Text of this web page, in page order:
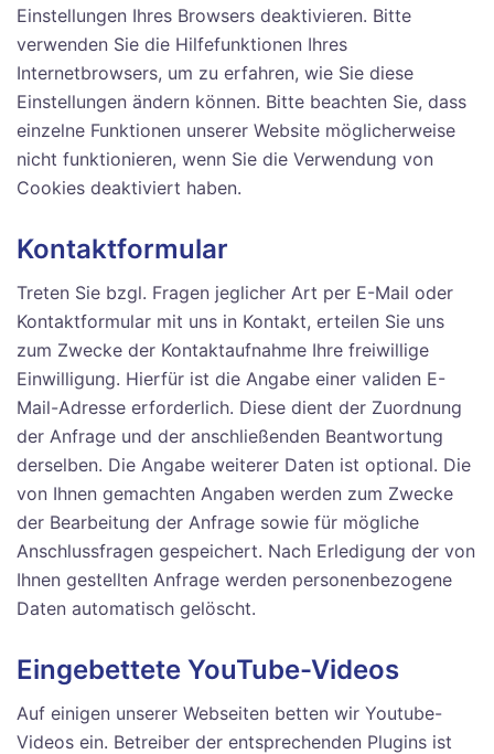
Einstellungen Ihres Browsers deaktivieren. Bitte
verwenden Sie die Hilfefunktionen Ihres
Internetbrowsers, um zu erfahren, wie Sie diese
Einstellungen ändern können. Bitte beachten Sie, dass
einzelne Funktionen unserer Website möglicherweise
nicht funktionieren, wenn Sie die Verwendung von
Cookies deaktiviert haben.
Kontaktformular
Treten Sie bzgl. Fragen jeglicher Art per E-Mail oder
Kontaktformular mit uns in Kontakt, erteilen Sie uns
zum Zwecke der Kontaktaufnahme Ihre freiwillige
Einwilligung. Hierfür ist die Angabe einer validen E-
Mail-Adresse erforderlich. Diese dient der Zuordnung
der Anfrage und der anschließenden Beantwortung
derselben. Die Angabe weiterer Daten ist optional. Die
von Ihnen gemachten Angaben werden zum Zwecke
der Bearbeitung der Anfrage sowie für mögliche
Anschlussfragen gespeichert. Nach Erledigung der von
Ihnen gestellten Anfrage werden personenbezogene
Daten automatisch gelöscht.
Eingebettete YouTube-Videos
Auf einigen unserer Webseiten betten wir Youtube-
Videos ein. Betreiber der entsprechenden Plugins ist